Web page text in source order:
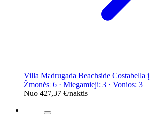
Villa Madrugada Beachside Costabella į
Žmonės: 6 · Miegamieji: 3 · Vonios: 3
Nuo 427,37 €/naktis